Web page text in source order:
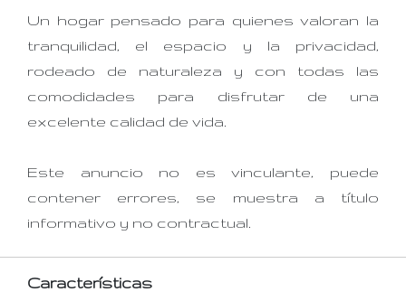
Un hogar pensado para quienes valoran la
tranquilidad, el espacio y la privacidad,
rodeado de naturaleza y con todas las
comodidades para disfrutar de una
excelente calidad de vida.
Este anuncio no es vinculante, puede
contener errores, se muestra a título
informativo y no contractual.
Características